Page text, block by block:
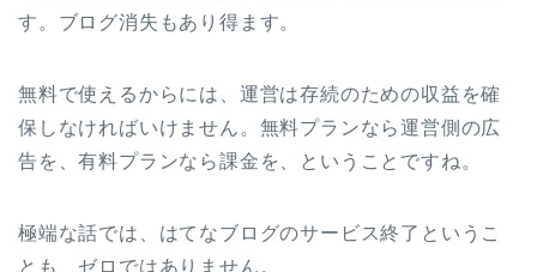
す。ブログ消失もあり得ます。
無料で使えるからには、運営は存続のための収益を確
保しなければいけません。無料プランなら運営側の広
告を、有料プランなら課金を、ということですね。
極端な話では、はてなブログのサービス終了というこ
とも、ゼロではありません。